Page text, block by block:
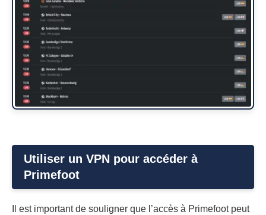
Utiliser un VPN pour accéder à
Primefoot
Il est important de souligner que l’accès à Primefoot peut